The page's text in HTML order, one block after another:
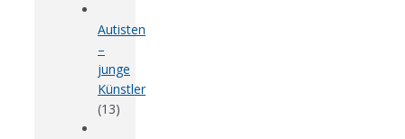
Autisten
–
junge
Künstler
(13)